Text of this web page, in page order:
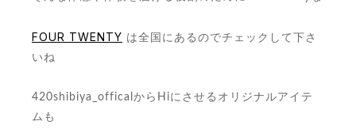
FOUR TWENTY は全国にあるのでチェックして下さ
いね
420shibiya_officalからHiにさせるオリジナルアイテ
ムも